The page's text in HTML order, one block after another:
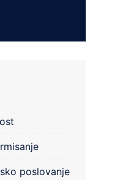
poslovanje